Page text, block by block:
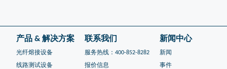
产品 & 解决方案
光纤熔接设备
线路测试设备
联系我们
服务热线：400-852-8282
报价信息
新闻中心
新闻
事件